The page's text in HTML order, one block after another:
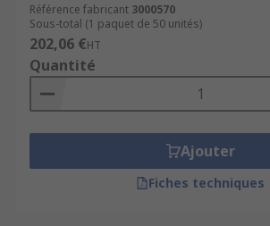
Référence fabricant 3000570
Sous-total (1 paquet de 50 unités)
202,06 €HT
Quantité
Ajouter
Fiches techniques